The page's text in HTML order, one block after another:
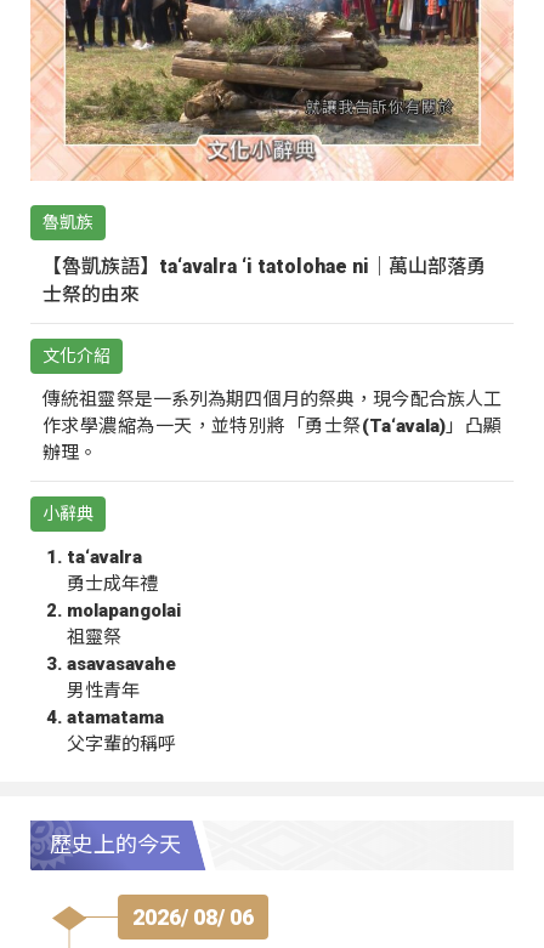
魯凱族
【魯凱族語】ta‘avalra ‘i tatolohae ni｜萬山部落勇
士祭的由來
文化介紹
傳統祖靈祭是一系列為期四個月的祭典，現今配合族人工
作求學濃縮為一天，並特別將「勇士祭(Ta‘avala)」凸顯
辦理。
小辭典
ta‘avalra
勇士成年禮
molapangolai
祖靈祭
asavasavahe
男性青年
atamatama
父字輩的稱呼
歷史上的今天
2026/ 08/ 06